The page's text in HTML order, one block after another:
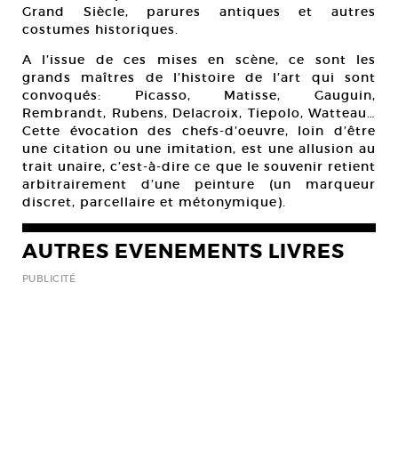
Grand Siècle, parures antiques et autres
costumes historiques.
A l’issue de ces mises en scène, ce sont les
grands maîtres de l’histoire de l’art qui sont
convoqués: Picasso, Matisse, Gauguin,
Rembrandt, Rubens, Delacroix, Tiepolo, Watteau…
Cette évocation des chefs-d’oeuvre, loin d’être
une citation ou une imitation, est une allusion au
trait unaire, c’est-à-dire ce que le souvenir retient
arbitrairement d’une peinture (un marqueur
discret, parcellaire et métonymique).
AUTRES EVENEMENTS LIVRES
PUBLICITÉ